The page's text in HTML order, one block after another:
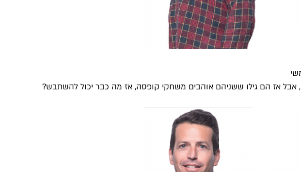
אבל אז הם גילו ששניהם אוהבים משחקי קופסה, אז מה כבר יכול להשתבש?